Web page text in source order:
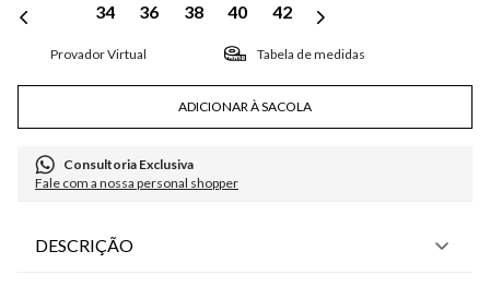
34 36 38 40 42
Tabela de medidas
ADICIONAR À SACOLA
Consultoria Exclusiva
Fale com a nossa personal shopper
DESCRIÇÃO